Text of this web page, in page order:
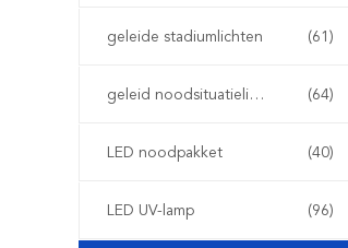
geleide stadiumlichten (61)
geleid noodsituatielicht (64)
LED noodpakket (40)
LED UV-lamp (96)